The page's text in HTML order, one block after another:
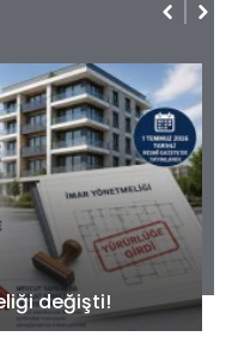
projesiyle ilgili